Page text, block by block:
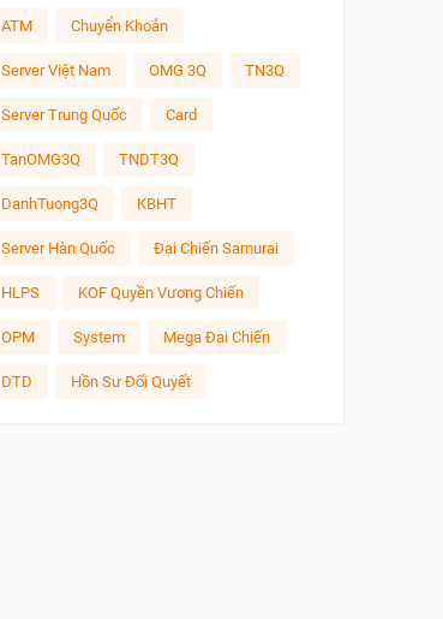
ATM Chuyển Khoản
Server Việt Nam OMG 3Q TN3Q
Server Trung Quốc Card
TanOMG3Q TNDT3Q
DanhTuong3Q KBHT
Server Hàn Quốc Đại Chiến Samurai
HLPS KOF Quyền Vương Chiến
OPM System Mega Đại Chiến
DTD Hồn Sư Đối Quyết